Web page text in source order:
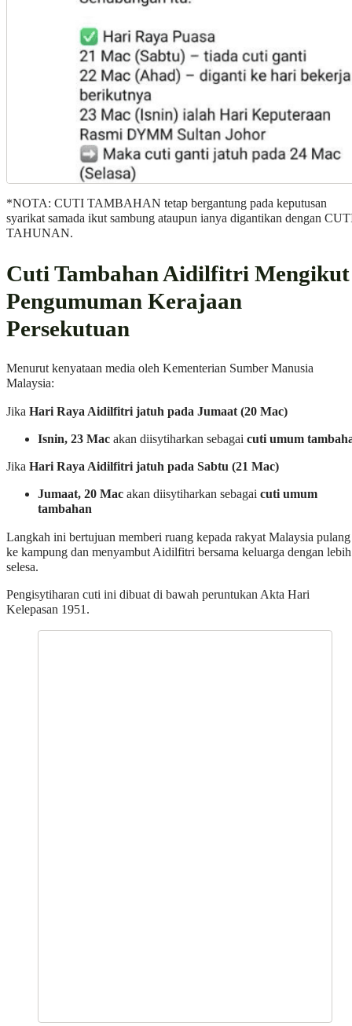
*NOTA: CUTI TAMBAHAN tetap bergantung pada keputusan
syarikat samada ikut sambung ataupun ianya digantikan dengan
TAHUNAN.
Cuti Tambahan Aidilfitri Mengikut
Pengumuman Kerajaan
Persekutuan
Menurut kenyataan media oleh Kementerian Sumber Manusia
Malaysia:
Jika Hari Raya Aidilfitri jatuh pada Jumaat (20 Mac)
Isnin, 23 Mac akan diisytiharkan sebagai cuti umum
Jika Hari Raya Aidilfitri jatuh pada Sabtu (21 Mac)
Jumaat, 20 Mac akan diisytiharkan sebagai cuti umum
tambahan
Langkah ini bertujuan memberi ruang kepada rakyat Malaysia pulang
ke kampung dan menyambut Aidilfitri bersama keluarga dengan lebih
selesa.
Pengisytiharan cuti ini dibuat di bawah peruntukan Akta Hari
Kelepasan 1951.